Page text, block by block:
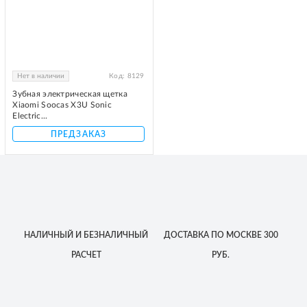
Нет в наличии Код: 8129
Зубная электрическая щетка
Xiaomi Soocas X3U Sonic
Electric...
ПРЕДЗАКАЗ
НАЛИЧНЫЙ И БЕЗНАЛИЧНЫЙ
РАСЧЕТ
ДОСТАВКАПО МОСКВЕ 300
РУБ.